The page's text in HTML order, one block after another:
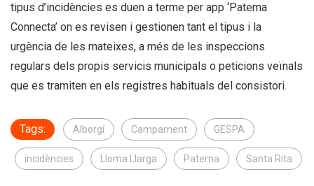
tipus d’incidències es duen a terme per app ‘Paterna
Connecta’ on es revisen i gestionen tant el tipus i la
urgència de les mateixes, a més de les inspeccions
regulars dels propis servicis municipals o peticions veïnals
que es tramiten en els registres habituals del consistori.
Tags: Alborgí Campament GESPA
incidències Lloma Llarga Paterna Santa Rita